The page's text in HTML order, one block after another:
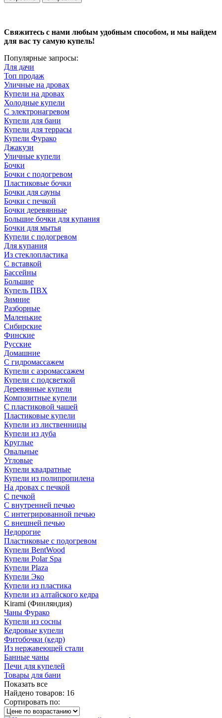
Свяжитесь с нами любым удобным способом, и мы найдем
для вас ту самую купель!
Популярные запросы:
Для дачи
Топ продаж
Уличные на дровах
Купели на дровах
Холодные купели
С электронагревом
Купели для бани
Купели для террасы
Купели Фурако
Джакузи
Уличные купели
Бочки
Бочки с подогревом
Пластиковые бочки
Бочки для сауны
Бочки с печкой
Бочки деревянные
Большие бочки для купания
Бочки для мытья
Купели с подогревом
Для купания
Из стеклопластика
С вставкой
Бассейны
Большие
Купель ПВХ
Зимние
Разборные
Маленькие
Сибирские
Финские
Русские
Домашние
С гидромассажем
Купели с аэромассажем
Купели с подсветкой
Деревянные купели
Композитные купели
С пластиковой чашей
Пластиковые купели
Купели из лиственницы
Купели из дуба
Круглые
Овальные
Угловые
Купели квадратные
Купели из полипропилена
На дровах с печкой
С печкой
С внутренней печью
С интегрированной печью
С внешней печью
Недорогие
Пластиковые с подогревом
Купели BentWood
Купели Polar Spa
Купели Plaza
Купели Эко
Купели из пластика
Купели из алтайского кедра
Kirami (Финляндия)
Чаны Фурако
Купели из сосны
Кедровые купели
Фитобочки (кедр)
Из нержавеющей стали
Банные чаны
Печи для купелей
Товары для бани
Показать все
Найдено товаров: 16
Сортировать по: